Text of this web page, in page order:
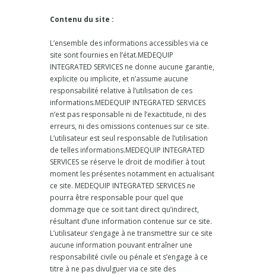
Contenu du site :
L’ensemble des informations accessibles via ce
site sont fournies en l’état.MEDEQUIP
INTEGRATED SERVICES ne donne aucune garantie,
explicite ou implicite, et n’assume aucune
responsabilité relative à l’utilisation de ces
informations.MEDEQUIP INTEGRATED SERVICES
n’est pas responsable ni de l’exactitude, ni des
erreurs, ni des omissions contenues sur ce site.
L’utilisateur est seul responsable de l’utilisation
de telles informations.MEDEQUIP INTEGRATED
SERVICES se réserve le droit de modifier à tout
moment les présentes notamment en actualisant
ce site. MEDEQUIP INTEGRATED SERVICES ne
pourra être responsable pour quel que
dommage que ce soit tant direct qu’indirect,
résultant d’une information contenue sur ce site.
L’utilisateur s’engage à ne transmettre sur ce site
aucune information pouvant entraîner une
responsabilité civile ou pénale et s’engage à ce
titre à ne pas divulguer via ce site des